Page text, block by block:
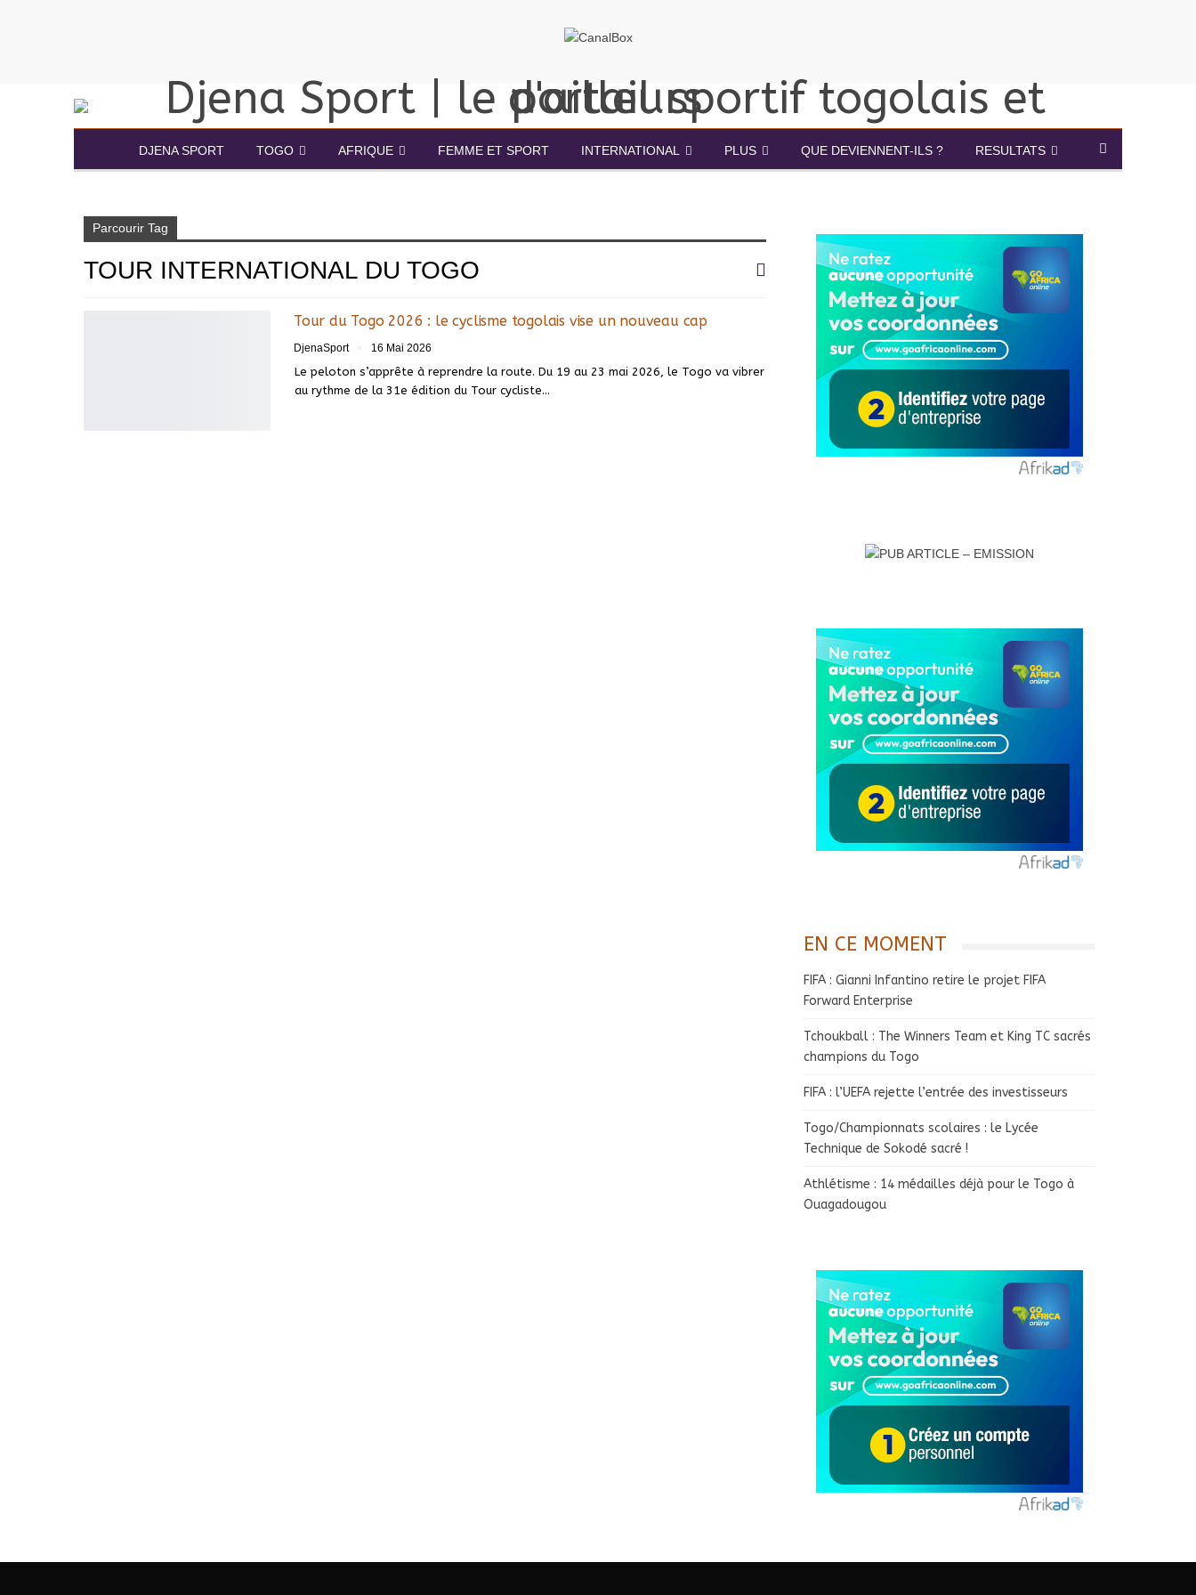
DJENA SPORT TOGO AFRIQUE FEMME ET SPORT INTERNATIONAL PLUS QUE DEVIENNENT-ILS ? RESULTATS
Parcourir Tag
TOUR INTERNATIONAL DU TOGO
Tour du Togo 2026 : le cyclisme togolais vise un nouveau cap
DjenaSport 16 Mai 2026
Le peloton s’apprête à reprendre la route. Du 19 au 23 mai 2026, le Togo va vibrer
au rythme de la 31e édition du Tour cycliste…
EN CE MOMENT
FIFA : Gianni Infantino retire le projet FIFA
Forward Enterprise
Tchoukball : The Winners Team et King TC sacrés
champions du Togo
FIFA : l’UEFA rejette l’entrée des investisseurs
Togo/Championnats scolaires : le Lycée
Technique de Sokodé sacré !
Athlétisme : 14 médailles déjà pour le Togo à
Ouagadougou